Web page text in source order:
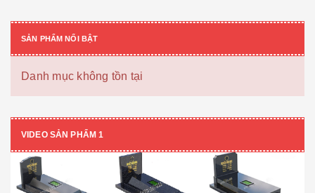
SẢN PHẨM NỔI BẬT
Danh mục không tồn tại
VIDEO SẢN PHẨM 1